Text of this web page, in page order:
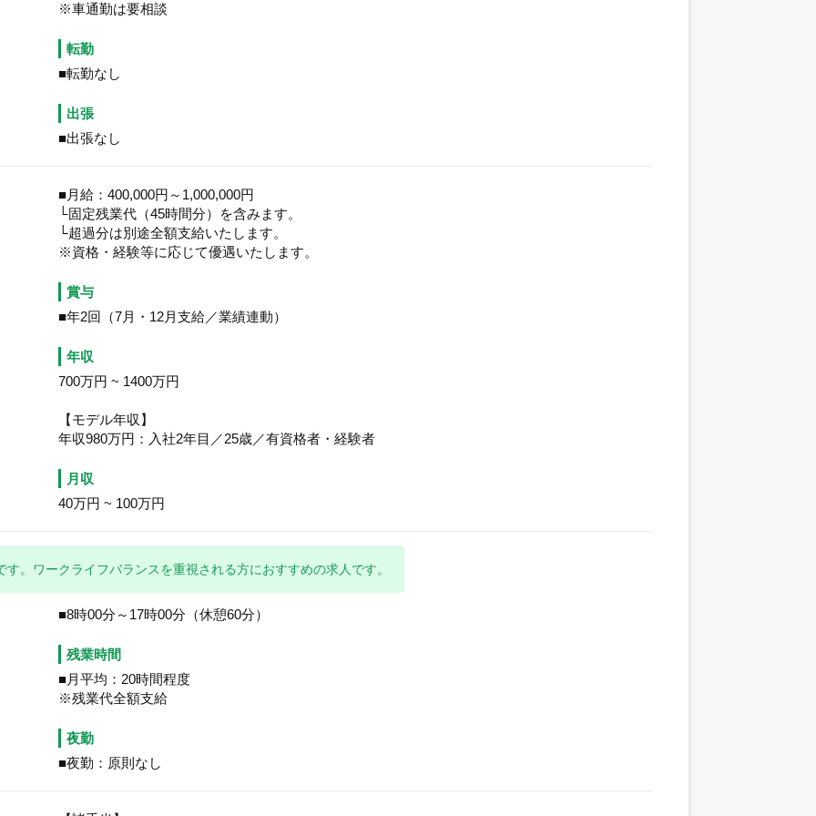
※車通勤は要相談
転勤
■転勤なし
出張
■出張なし
■月給：400,000円～1,000,000円
└固定残業代（45時間分）を含みます。
└超過分は別途全額支給いたします。
※資格・経験等に応じて優遇いたします。
賞与
■年2回（7月・12月支給／業績連動）
年収
700万円 ~ 1400万円
【モデル年収】
年収980万円：入社2年目／25歳／有資格者・経験者
月収
40万円 ~ 100万円
す。ワークライフバランスを重視される方におすすめの求人です。
■8時00分～17時00分（休憩60分）
残業時間
■月平均：20時間程度
※残業代全額支給
夜勤
■夜勤：原則なし